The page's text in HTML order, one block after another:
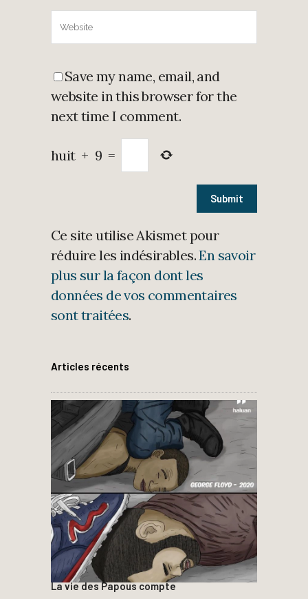
Save my name, email, and
website in this browser for the
next time I comment.
huit + 9 =
Ce site utilise Akismet pour
réduire les indésirables.En savoir
plus sur la façon dont les
données de vos commentaires
sont traitées.
Articles récents
La vie des Papous compte